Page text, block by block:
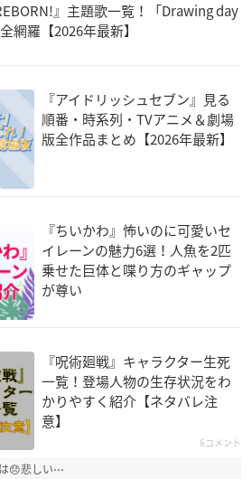
』主題歌一覧！「Drawing day
網羅【2026年最新】
『アイドリッシュセブン』見る
順番・時系列・TVアニメ＆劇場
版全作品まとめ【2026年最新】
『ちいかわ』怖いのに可愛いセ
イレーンの魅力6選！人魚を2匹
乗せた巨体と喋り方のギャップ
が尊い
『呪術廻戦』キャラクター生死
一覧！登場人物の生存状況をわ
かりやすく紹介【ネタバレ注
意】
6コメント
😞悲しい⋯